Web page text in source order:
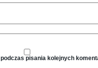
pisania kolejnych